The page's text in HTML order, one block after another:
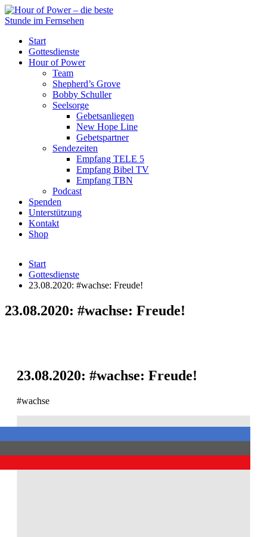
Start
Gottesdienste
Hour of Power
Team
Shepherd’s Grove
Bobby Schuller
Seelsorge
Gebetsanliegen
New Hope Line
Gebetspartner
Sendezeiten
Empfang TELE 5
Empfang Bibel TV
Empfang TBN
Podcast
Spenden
Unterstützung
Kontakt
Shop
Start
Gottesdienste
23.08.2020: #wachse: Freude!
23.08.2020: #wachse: Freude!
23.08.2020: #wachse: Freude!
#wachse